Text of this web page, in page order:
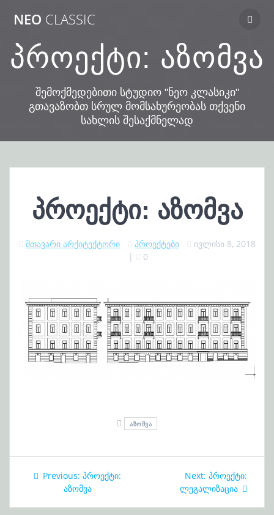
NEO CLASSIC
პროექტი: აზომვა
შემოქმედებითი სტუდიო "ნეო კლასიკი"
გთავაზობთ სრულ მომსახურეობას თქვენი
სახლის შესაქმნელად
პროექტი: აზომვა
მთავარი არქიტექტორი პროექტები
ივლისი 8, 2018
|
0
ᲐᲖᲝᲛᲕᲐ
პოსტის
ნავიგაცია
Previous: Previous
post:
პროექტი:
აზომვა
Next: Next
post:
პროექტი:
ლეგალიზაცია